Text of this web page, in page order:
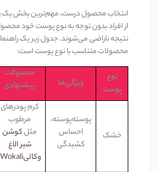
انتخاب محصول درست، مهم‌ترین بخش یک
از افراد بدون توجه به نوع پوست خود
نتیجه ناراضی می‌شوند. جدول زیر یک
محصولات متناسب با نوع پوست است:
نوع
پوست
ویژگی‌ها
محصولات
پیشنهادی
خشک
پوسته‌پوسته،
احساس
کشیدگی
کرم پودرهای
مرطوب
مثلکوشن
شیر الاغ
وکالیWokali